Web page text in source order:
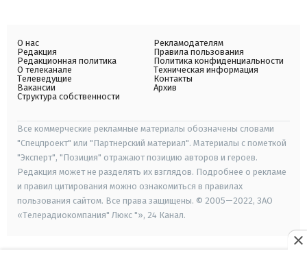
О нас
Редакция
Редакционная политика
О телеканале
Телеведущие
Вакансии
Структура собственности
Рекламодателям
Правила пользования
Политика конфиденциальности
Техническая информация
Контакты
Архив
Все коммерческие рекламные материалы обозначены словами
"Спецпроект" или "Партнерский материал". Материалы с пометкой
"Эксперт", "Позиция" отражают позицию авторов и героев.
Редакция может не разделять их взглядов. Подробнее о рекламе
и правил цитирования можно ознакомиться в правилах
пользования сайтом. Все права защищены. © 2005—2022, ЗАО
«Телерадиокомпания" Люкс "», 24 Канал.